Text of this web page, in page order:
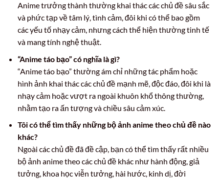
Anime trưởng thành thường khai thác các chủ đề sâu sắc
và phức tạp về tâm lý, tình cảm, đôi khi có thể bao gồm
các yếu tố nhạy cảm, nhưng cách thể hiện thường tinh tế
và mang tính nghệ thuật.
“Anime táo bạo” có nghĩa là gì?
“Anime táo bạo” thường ám chỉ những tác phẩm hoặc
hình ảnh khai thác các chủ đề mạnh mẽ, độc đáo, đôi khi là
nhạy cảm hoặc vượt ra ngoài khuôn khổ thông thường,
nhằm tạo ra ấn tượng và chiều sâu cảm xúc.
Tôi có thể tìm thấy những bộ ảnh anime theo chủ đề nào
khác?
Ngoài các chủ đề đã đề cập, bạn có thể tìm thấy rất nhiều
bộ ảnh anime theo các chủ đề khác như hành động, giả
tưởng, khoa học viễn tưởng, hài hước, kinh dị, đời